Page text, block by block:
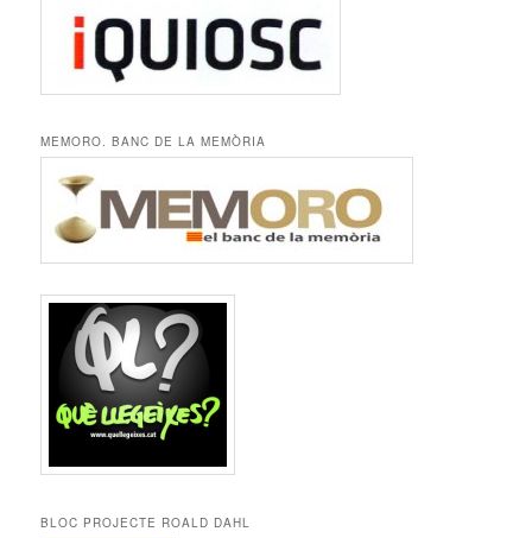
MEMORO. BANC DE LA MEMÒRIA
BLOC PROJECTE ROALD DAHL